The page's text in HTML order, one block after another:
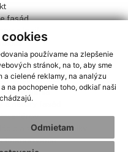
používame na zlepšenie
stránok, na to, aby sme
a cielené reklamy, na analýzu
na pochopenie toho, odkiaľ naši
Odmietam
fasád
a logií
striech
a zasklenia
a nátery fasád
a zdravotechniky
financovanie